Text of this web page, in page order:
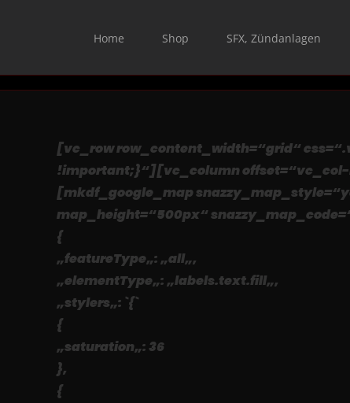
Home Shop SFX, Zündanlagen
[vc_row row_content_width=“grid“
!important;}“][vc_column
[mkdf_google_map
map_height=“500px“
{
„featureType„: „all„,
„elementType„: „labels.text.fill„,
„stylers„: `{`
{
„saturation„: 36
},
{